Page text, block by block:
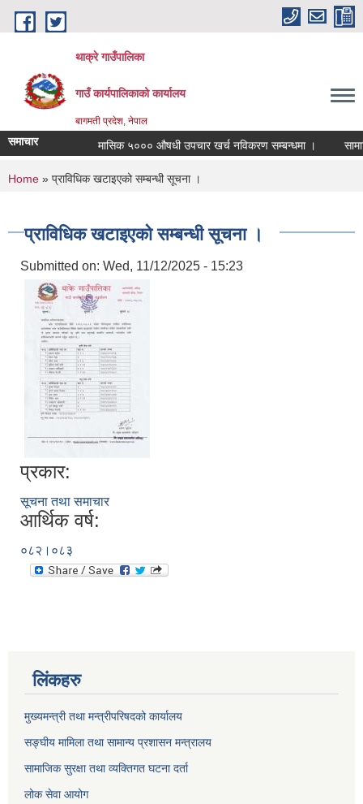
Skip to main content
थाक्रे गाउँपालिका
गाउँ कार्यपालिकाको कार्यालय
बागमती प्रदेश, नेपाल
समाचार मासिक ५००० औषधी उपचार खर्च नविकरण सम्बन्धमा ।
You are here
Home » प्राविधिक खटाइएको सम्बन्धी सूचना ।
प्राविधिक खटाइएको सम्बन्धी सूचना ।
Submitted on: Wed, 11/12/2025 - 15:23
प्रकार:
सूचना तथा समाचार
आर्थिक वर्ष:
०८२।०८३
लिंकहरु
मुख्यमन्त्री तथा मन्त्रीपरिषदको कार्यालय
सङ्घीय मामिला तथा सामान्य प्रशासन मन्त्रालय
सामाजिक सुरक्षा तथा व्यक्तिगत घटना दर्ता
लोक सेवा आयोग